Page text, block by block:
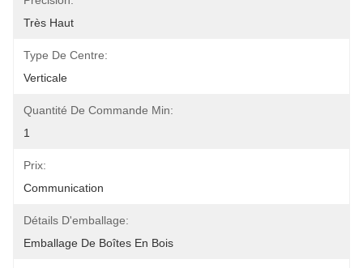
Très Haut
Type De Centre:
Verticale
Quantité De Commande Min:
1
Prix:
Communication
Détails D'emballage:
Emballage De Boîtes En Bois